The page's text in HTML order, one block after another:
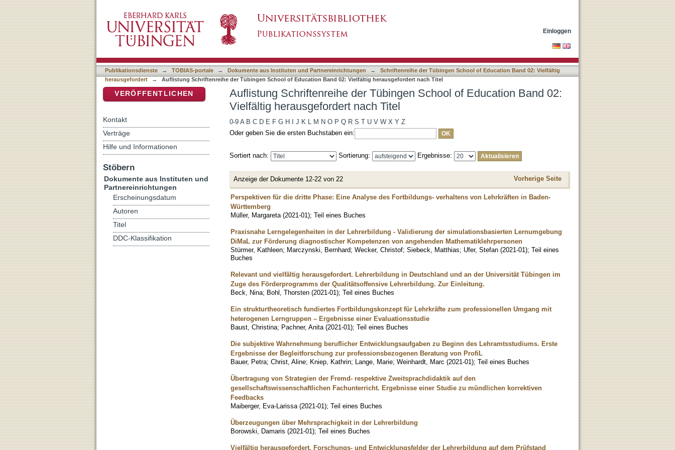
nach Titel
Einloggen
Publikationsdienste → TOBIAS-portale → Dokumente aus Instituten und Partnereinrichtungen →
Schriftenreihe der Tübingen School of Education Band 02: Vielfältig
herausgefordert
→ Auflistung Schriftenreihe der Tübingen School of Education Band 02: Vielfältig herausgefordert nach Titel
Auflistung Schriftenreihe der Tübingen School of Education Band 02:
Vielfältig herausgefordert nach Titel
0-9 A B C D E F G H J K L M N O P Q R S T U V W X Y Z
Oder geben Sie die ersten Buchstaben ein:
Sortiert nach: Sortierung: Ergebnisse:
Anzeige der Dokumente 12-22 von 22 Vorherige Seite
Perspektiven für die dritte Phase: Eine Analyse des Fortbildungs- verhaltens von Lehrkräften in Baden-
Württemberg
Müller, Margareta (2021-01); Teil eines Buches
Praxisnahe Lerngelegenheiten in der Lehrerbildung - Validierung der simulationsbasierten Lernumgebung
DiMaL zur Förderung diagnostischer Kompetenzen von angehenden Mathematiklehrpersonen
Stürmer, Kathleen; Marczynski, Bernhard; Wecker, Christof; Siebeck, Matthias; Ufer, Stefan (2021-01); Teil eines
Buches
Relevant und vielfältig herausgefordert. Lehrerbildung in Deutschland und an der Universität Tübingen im
Zuge des Förderprogramms der Qualitätsoffensive Lehrerbildung. Zur Einleitung.
Beck, Nina; Bohl, Thorsten (2021-01); Teil eines Buches
Ein strukturtheoretisch fundiertes Fortbildungskonzept für Lehrkräfte zum professionellen Umgang mit
heterogenen Lerngruppen – Ergebnisse einer Evaluationsstudie
Baust, Christina; Pachner, Anita (2021-01); Teil eines Buches
Die subjektive Wahrnehmung beruflicher Entwicklungsaufgaben zu Beginn des Lehramtsstudiums. Erste
Ergebnisse der Begleitforschung zur professionsbezogenen Beratung von ProfiL
Bauer, Petra; Christ, Aline; Kniep, Kathrin; Lange, Marie; Weinhardt, Marc (2021-01); Teil eines Buches
Übertragung von Strategien der Fremd- respektive Zweitsprachdidaktik auf den
gesellschaftswissenschaftlichen Fachunterricht. Ergebnisse einer Studie zu mündlichen korrektiven
Feedbacks
Maiberger, Eva-Larissa (2021-01); Teil eines Buches
Überzeugungen über Mehrsprachigkeit in der Lehrerbildung
Borowski, Damaris (2021-01); Teil eines Buches
Vielfältig herausgefordert. Forschungs- und Entwicklungsfelder der Lehrerbildung auf dem Prüfstand
VERÖFFENTLICHEN
Kontakt
Verträge
Hilfe und Informationen
Stöbern
Dokumente aus Instituten und
Partnereinrichtungen
Erscheinungsdatum
Autoren
Titel
DDC-Klassifikation